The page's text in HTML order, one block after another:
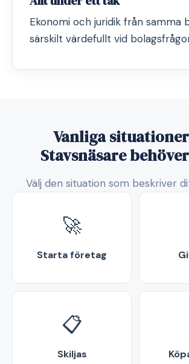
Ekonomi och juridik från samma
särskilt värdefullt vid
Vanliga
Stavsnäsare
Välj den situation som beskriver
🚀
Starta företag
📋
Skiljas